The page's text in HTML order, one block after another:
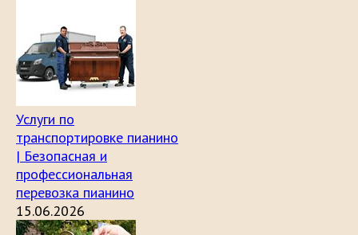
Услуги по
транспортировке пианино
| Безопасная и
профессиональная
перевозка пианино
15.06.2026